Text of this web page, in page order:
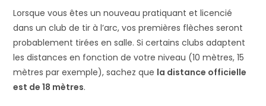
Lorsque vous êtes un nouveau pratiquant et licencié
dans un club de tir à l’arc, vos premières flèches seront
probablement tirées en salle. Si certains clubs adaptent
les distances en fonction de votre niveau (10 mètres, 15
mètres par exemple), sachez que la distance officielle
est de 18 mètres.